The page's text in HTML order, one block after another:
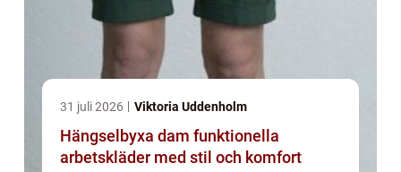
31 juli 2026 Viktoria Uddenholm
Hängselbyxa dam funktionella
arbetskläder med stil och komfort